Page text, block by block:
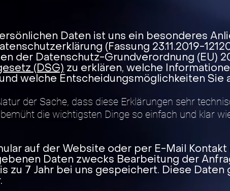
Daten ist uns ein besonderes
(Fassung 23.11.2019-
der Datenschutz-Grundverordnung (EU)
(DSG) zu erklären, welche
welche Entscheidungsmöglichkeiten Sie
der Sache, dass diese Erklärungen sehr
die wichtigsten Dinge so einfach und klar
auf der Website oder per E-Mail Kontakt
Daten zwecks Bearbeitung der
zu 7 Jahr bei uns gespeichert. Diese